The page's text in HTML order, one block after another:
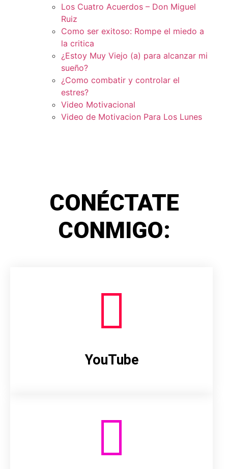
Los Cuatro Acuerdos – Don Miguel
Ruiz
Como ser exitoso: Rompe el miedo a
la critica
¿Estoy Muy Viejo (a) para alcanzar mi
sueño?
¿Como combatir y controlar el
estres?
Video Motivacional
Video de Motivacion Para Los Lunes
CONÉCTATE
CONMIGO:
YouTube